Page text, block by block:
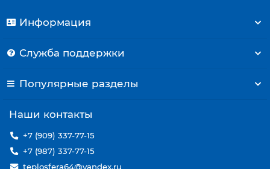
Информация
Служба поддержки
Популярные разделы
Наши контакты
+7 (909) 337-77-15
+7 (987) 337-77-15
teplosfera64@yandex.ru